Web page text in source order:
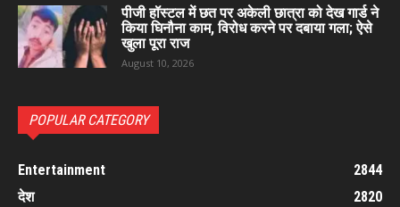
पीजी हॉस्टल में छत पर अकेली छात्रा को देख गार्ड ने
किया घिनौना काम, विरोध करने पर दबाया गला; ऐसे
खुला पूरा राज
August 10, 2026
POPULAR CATEGORY
Entertainment
2844
देश
2820